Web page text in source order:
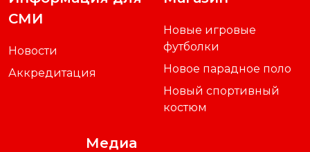
СМИ
Новости
Аккредитация
Новые игровые
футболки
Новое парадное поло
Новый спортивный
костюм
Медиа